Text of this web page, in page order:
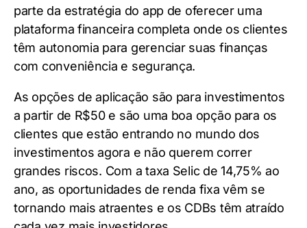
parte da estratégia do app de oferecer uma
plataforma financeira completa onde os clientes
têm autonomia para gerenciar suas finanças
com conveniência e segurança.
As opções de aplicação são para investimentos
a partir de R$50 e são uma boa opção para os
clientes que estão entrando no mundo dos
investimentos agora e não querem correr
grandes riscos. Com a taxa Selic de 14,75% ao
ano, as oportunidades de renda fixa vêm se
tornando mais atraentes e os CDBs têm atraído